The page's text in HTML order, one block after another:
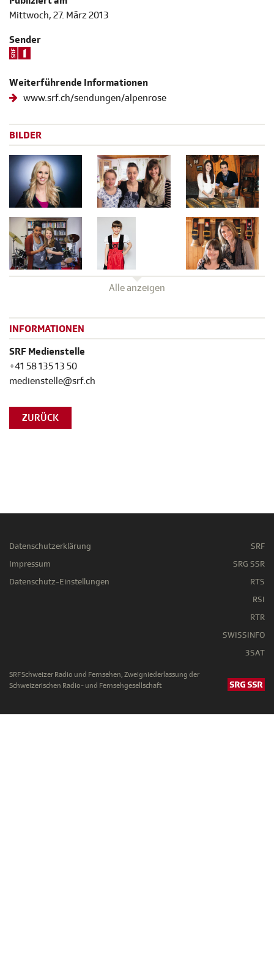
Mittwoch, 27. März 2013
Sender
Weiterführende Informationen
www.srf.ch/sendungen/alpenrose
BILDER
Alle anzeigen
INFORMATIONEN
SRF Medienstelle
+41 58 135 13 50
medienstelle@srf.ch
ZURÜCK
Datenschutzerklärung
Impressum
Datenschutz-Einstellungen
SRF
SRG SSR
RTS
RSI
RTR
SWISSINFO
3SAT
SRF Schweizer Radio und Fernsehen, Zweigniederlassung der
Schweizerischen Radio- und Fernsehgesellschaft